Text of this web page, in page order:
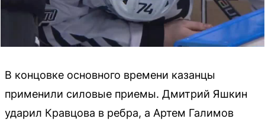
В концовке основного времени казанцы
применили силовые приемы. Дмитрий Яшкин
ударил Кравцова в ребра, а Артем Галимов